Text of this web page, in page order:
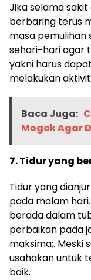
Jika selama
berbaring terus
masa
sehari-hari agar
yakni harus
melakukan
Baca Juga:
Mogok Agar
7. Tidur yang
Tidur yang
pada malam
berada dalam
perbaikan pada
maksima;. Meski
usahakan untuk
baik.